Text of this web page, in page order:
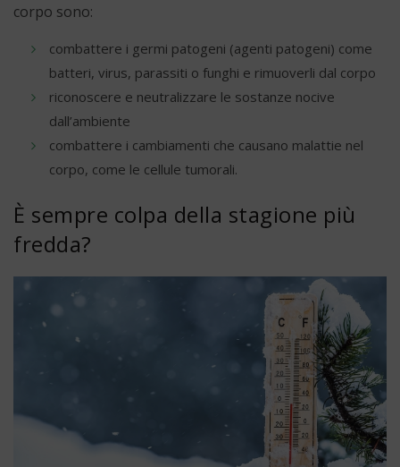
corpo sono:
combattere i germi patogeni (agenti patogeni) come
batteri, virus, parassiti o funghi e rimuoverli dal corpo
riconoscere e neutralizzare le sostanze nocive
dall’ambiente
combattere i cambiamenti che causano malattie nel
corpo, come le cellule tumorali.
È sempre colpa della stagione più
fredda?